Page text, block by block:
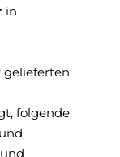
in
gelieferten
folgende